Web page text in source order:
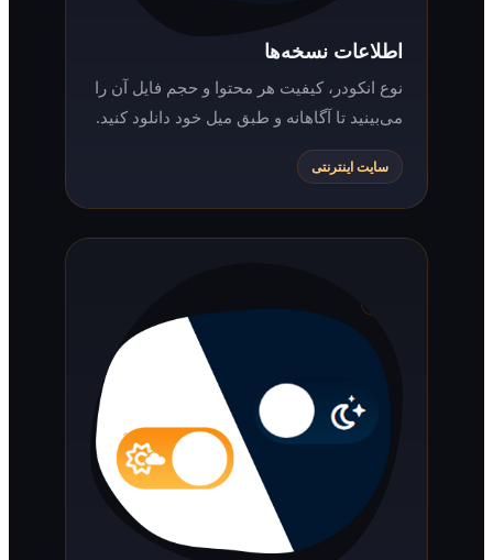
اطلاعات نسخه‌ها
نوع انکودر، کیفیت هر محتوا و حجم فایل آن را
می‌بینید تا آگاهانه و طبق میل خود دانلود کنید.
سایت اینترنتی